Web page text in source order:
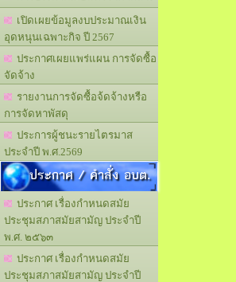
เปิดเผยข้อมูลงบประมาณเงิน
อุดหนุนเฉพาะกิจ ปี 2567
ประกาศเผยแพร่แผน การจัดซื้อ
จัดจ้าง
รายงานการจัดซื้อจ้ดจ้างหรือ
การจัดหาพัสดุ
ประการผู้ชนะรายไตรมาส
ประจำปี พ.ศ.2569
ประกาศ / คำสั่ง อบต.
ประกาศ เรื่องกำหนดสมัย
ประชุมสภาสมัยสามัญ ประจำปี
พ.ศ. ๒๕๖๓
ประกาศ เรื่องกำหนดสมัย
ประชุมสภาสมัยสามัญ ประจำปี